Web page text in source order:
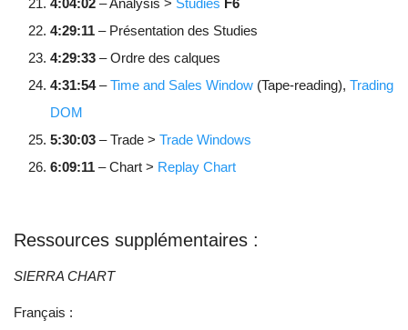
4:04:02 – Analysis > Studies F6
4:29:11 – Présentation des Studies
4:29:33 – Ordre des calques
4:31:54–Time and Sales Window (Tape-reading), Trading
DOM
5:30:03 – Trade > Trade Windows
6:09:11 – Chart > Replay Chart
Ressources supplémentaires :
SIERRA CHART
Français :